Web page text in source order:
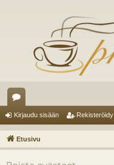
es
ku
st
Kirjaudu sisään Rekisteröidy
Etusivu